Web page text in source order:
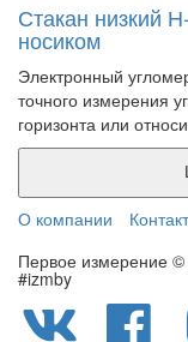
Стакан низкий
носиком
Электронный
точного измерения
горизонта или
О компании
Первое измерение
#izmby